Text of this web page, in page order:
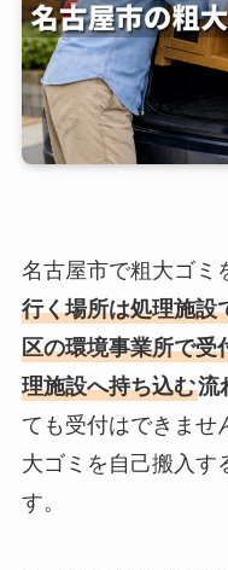
名古屋市で粗大ゴミ
行く場所は処理施設
区の環境事業所で受
理施設へ持ち込む流
ても受付はできませ
大ゴミを自己搬入す
す。